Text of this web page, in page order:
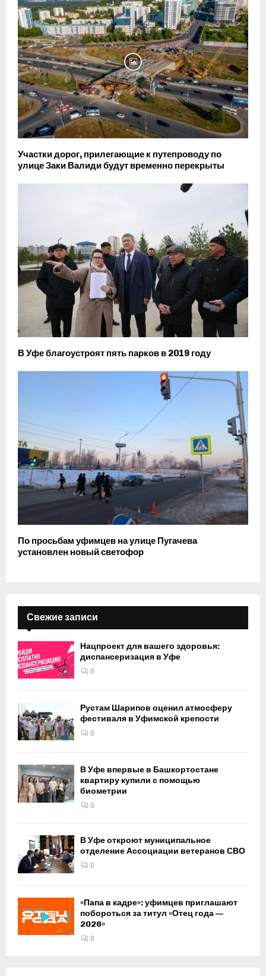
Участки дорог, прилегающие к путепроводу по
улице Заки Валиди будут временно перекрыты
В Уфе благоустроят пять парков в 2019 году
По просьбам уфимцев на улице Пугачева
установлен новый светофор
Свежие записи
Нацпроект для вашего здоровья:
диспансеризация в Уфе
0
Рустам Шарипов оценил атмосферу
фестиваля в Уфимской крепости
0
В Уфе впервые в Башкортостане
квартиру купили с помощью
биометрии
0
В Уфе откроют муниципальное
отделение Ассоциации ветеранов СВО
0
«Папа в кадре»: уфимцев приглашают
побороться за титул «Отец года —
2026»
0